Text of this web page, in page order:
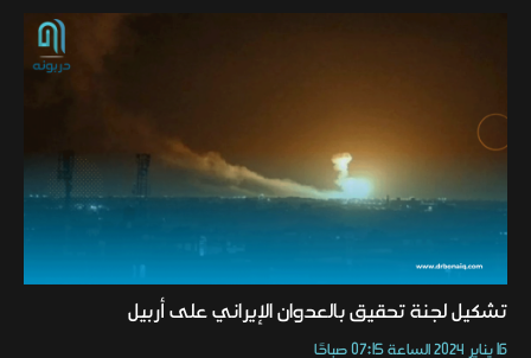
تشكيل لجنة تحقيق بالعدوان الإيراني على أربيل
16 يناير 2024 الساعة 07:15 صباحًا